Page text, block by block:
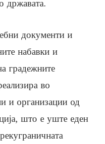
државата.
документи и
набавки и
градежните
во
и организации од
што е уште еден